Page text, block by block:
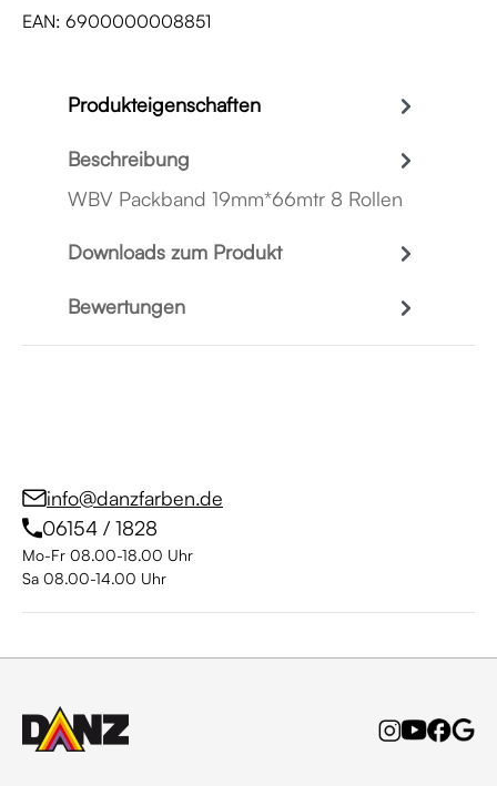
EAN: 6900000008851
Produkteigenschaften
Beschreibung
WBV Packband 19mm*66mtr 8 Rollen
Downloads zum Produkt
Bewertungen
info@danzfarben.de
06154 / 1828
Mo-Fr 08.00-18.00 Uhr
Sa 08.00-14.00 Uhr